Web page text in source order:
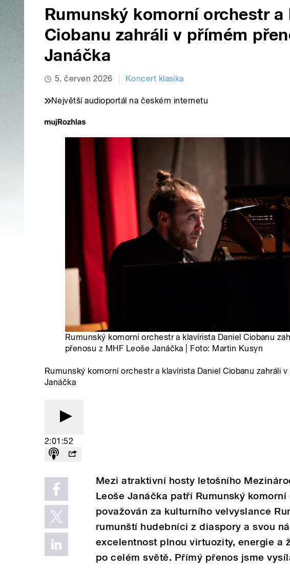
Rumunský komorní orchestr
Ciobanu zahráli v přímém
Janáčka
5. červen 2026 Koncert klasika
Největší audioportál na českém internetu
Rumunský komorní orchestr a klavírista Daniel Ciobanu
přenosu z MHF Leoše Janáčka | Foto: Martin Kusyn
Rumunský komorní orchestr a klavírista Daniel Ciobanu zahráli
Janáčka
2:01:52
Mezi atraktivní hosty letošního
Leoše Janáčka patří Rumunský
považován za kulturního velvyslance
rumunští hudebníci z diaspory a svou
excelentnost plnou virtuozity, energie a
po celém světě. Přímý přenos jsme